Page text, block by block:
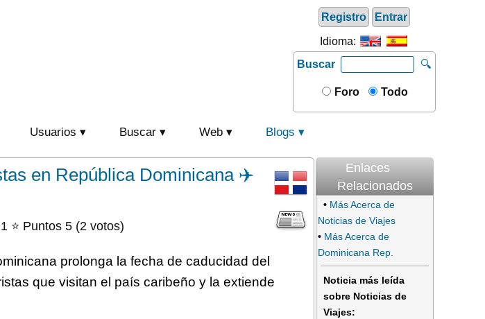
Registro Entrar
Idioma:
Buscar
🔍
Foro Todo
Usuarios Buscar Web Blogs
en República Dominicana ✈️
⭐ Puntos 5 (2 votos)
prolonga la fecha de caducidad del
que visitan el país caribeño y la extiende
Enlaces
Relacionados
• Más Acerca de
Noticias de Viajes
• Más Acerca de
Dominicana Rep.
Noticia más leída
sobre Noticias de
Viajes: